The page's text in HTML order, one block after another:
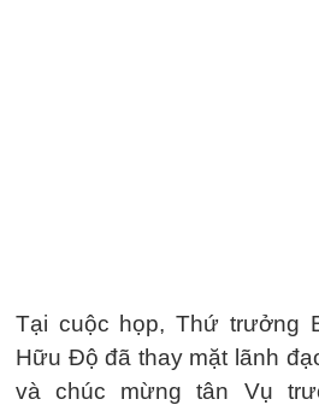
Tại cuộc họp, Thứ trưởng
Hữu Độ đã thay mặt lãnh
và chúc mừng tân Vụ